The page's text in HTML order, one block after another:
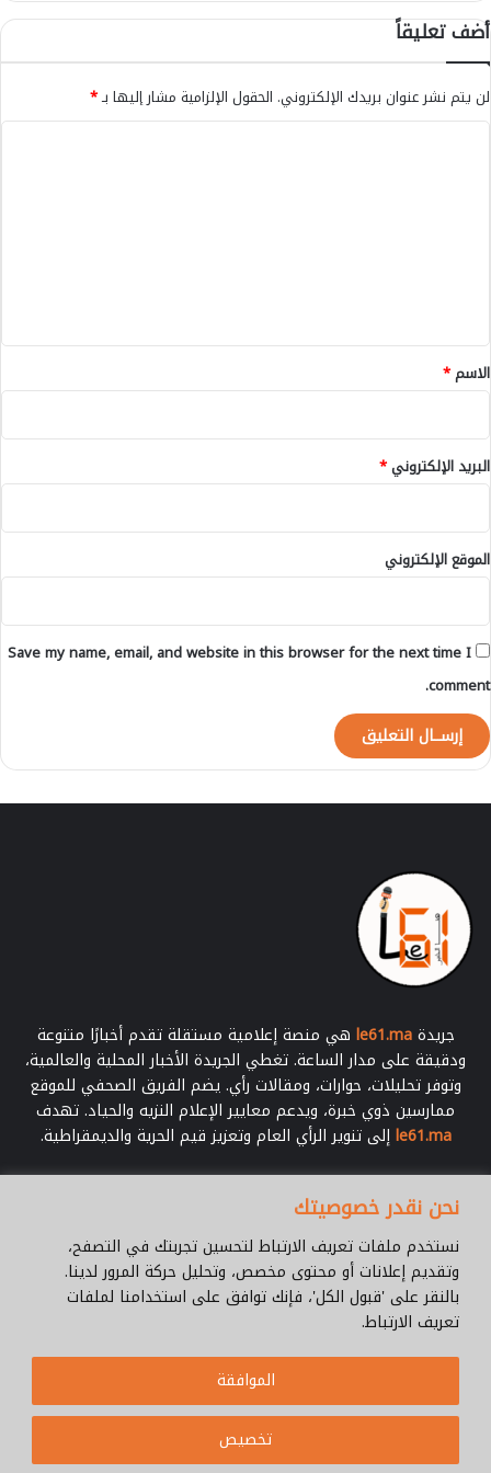
نحن نقدر خصوصيتك
نستخدم ملفات تعريف الارتباط لتحسين تجربتك في التصفح،
وتقديم إعلانات أو محتوى مخصص، وتحليل حركة المرور لدينا.
بالنقر على 'قبول الكل'، فإنك توافق على استخدامنا لملفات
تعريف الارتباط.
تخصيص
الموافقة
ع
ج
ل
ا
ت
-
-
أضف تعليقاً
لن يتم نشر عنوان بريدك الإلكتروني. الحقول الإلزامية مشار إليها بـ*
*
الاسم*
البريد الإلكتروني*
الموقع الإلكتروني
Save my name, email, and website in this browser for the next time I
comment.
جريدةle61.ma هي منصة إعلامية مستقلة تقدم أخبارًا متنوعة
ودقيقة على مدار الساعة. تغطي الجريدة الأخبار المحلية والعالمية،
وتوفر تحليلات، حوارات، ومقالات رأي. يضم الفريق الصحفي للموقع
ممارسين ذوي خبرة، ويدعم معايير الإعلام النزيه والحياد. تهدف
le61.maإلى تنوير الرأي العام وتعزيز قيم الحرية والديمقراطية.
أدخل
بريدك
الإلكتروني
© جميع الحقوق محفوظة 2026 |
Le61.ma
فريق العمل للإتصال
Facebook
YouTube